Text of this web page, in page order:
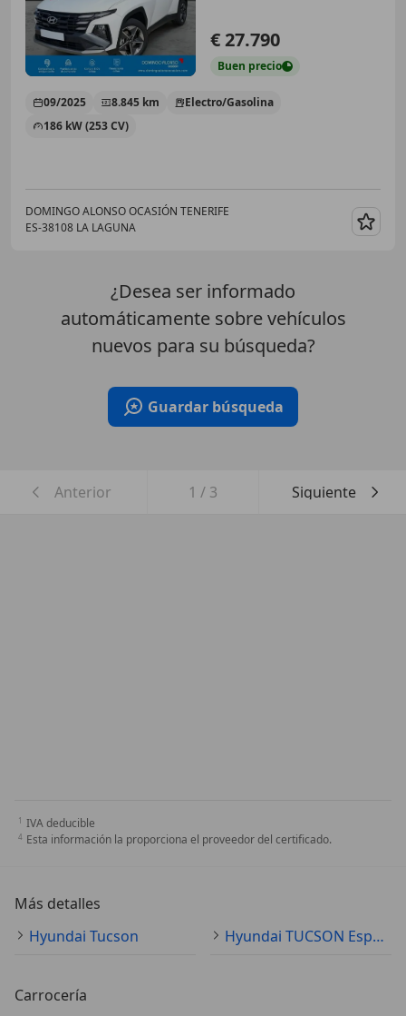
€ 27.790
Buen precio
09/2025 8.845 km
Electro/Gasolina
186 kW (253 CV)
DOMINGO ALONSO OCASIÓN TENERIFE
ES-38108 LA LAGUNA
¿Desea ser informado
automáticamente sobre vehículos
nuevos para su búsqueda?
Guardar búsqueda
Anterior 1 / 3 Siguiente
IVA deducible
Esta información la proporciona el proveedor del certificado.
Más detalles
Hyundai Tucson
Hyundai TUCSON Especificaciones técnicas
Carrocería